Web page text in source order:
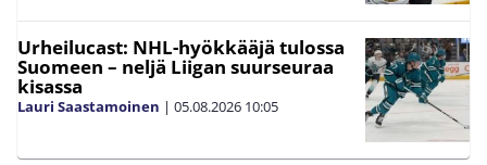
Urheilucast: NHL-hyökkääjä tulossa
Suomeen – neljä Liigan suurseuraa
kisassa
Lauri Saastamoinen | 05.08.2026 10:05